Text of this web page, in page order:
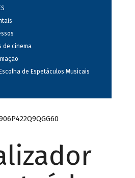
de cinema
de Espetáculos Musicais